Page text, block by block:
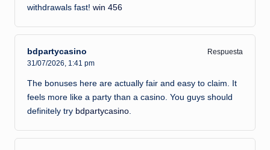
withdrawals fast! win 456
bdpartycasino
Respuesta
31/07/2026, 1:41 pm
The bonuses here are actually fair and easy to claim. It
feels more like a party than a casino. You guys should
definitely try bdpartycasino.